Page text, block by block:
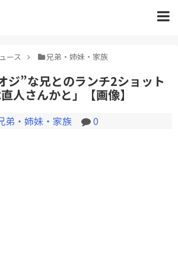
ース 兄弟・姉妹・家族
ジ”な兄とのランチ2ショット
人さんかと」【画像】
弟・姉妹・家族 0